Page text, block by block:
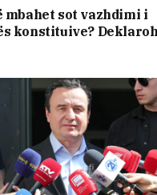
mbahet sot vazhdimi i
konstituive?